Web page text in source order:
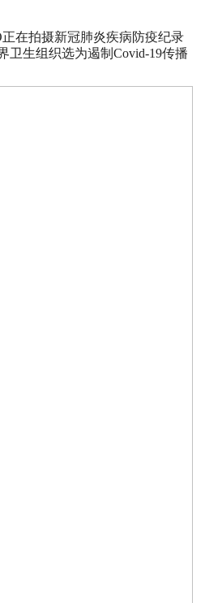
在拍摄新冠肺炎疾病防疫纪录
卫生组织选为遏制Covid-19传播